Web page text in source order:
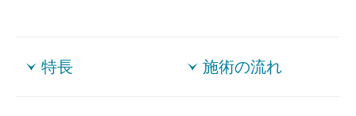
特長 施術の流れ